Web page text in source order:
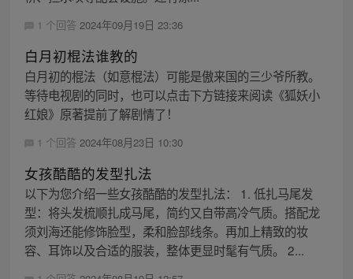
1 个回答 2024年09月19日 23:36
白月初棍法谁教的
白月初的棍法（如意棍法）可能是傲来国的三少爷所教。
等待电视剧的同时，也可以点击下方链接来阅读《狐妖小
红娘》原著提前了解剧情了！
1 个回答 2024年08月23日 10:30
女孩酷酷的发型扎法
以下为您介绍一些女孩酷酷的发型扎法： 1. 低扎马尾发
型：将头发梳顺扎成马尾，简约又自带高冷气质。搭配龙
须刘海还能修饰脸型，柔和脸部线条。再加上精致的妆
容、耳饰以及合适的服装，整体更显时髦有气质。 2...